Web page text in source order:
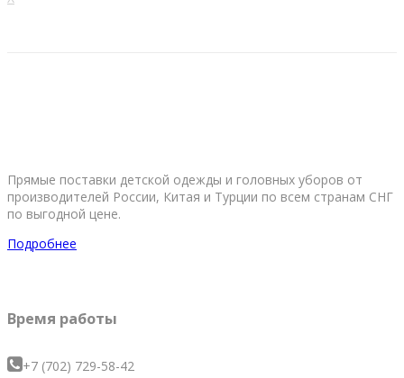
Прямые поставки детской одежды и головных уборов от
производителей России, Китая и Турции по всем странам СНГ
по выгодной цене.
Подробнее
Время работы
+7 (702) 729-58-42